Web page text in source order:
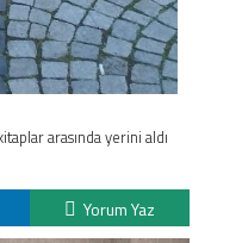
arasında yerini aldı
Yorum Yaz